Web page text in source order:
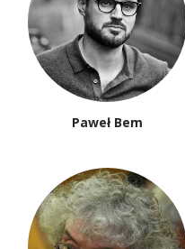
Paweł Bem